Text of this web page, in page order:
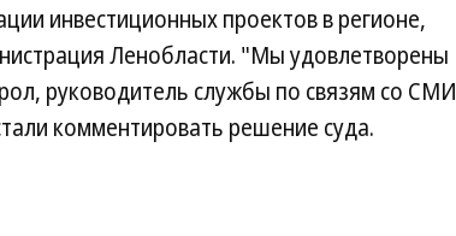
инвестиционных проектов в регионе,
Ленобласти. "Мы удовлетворены
руководитель службы по связям со СМИ
комментировать решение суда.